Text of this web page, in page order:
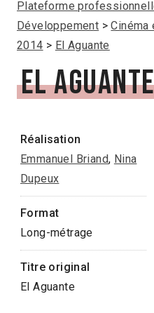
Plateforme
Développement
Cinéma
2014
El Aguante
El
Réalisation
Emmanuel Briand, Nina
Dupeux
Format
Long-métrage
Titre original
El Aguante